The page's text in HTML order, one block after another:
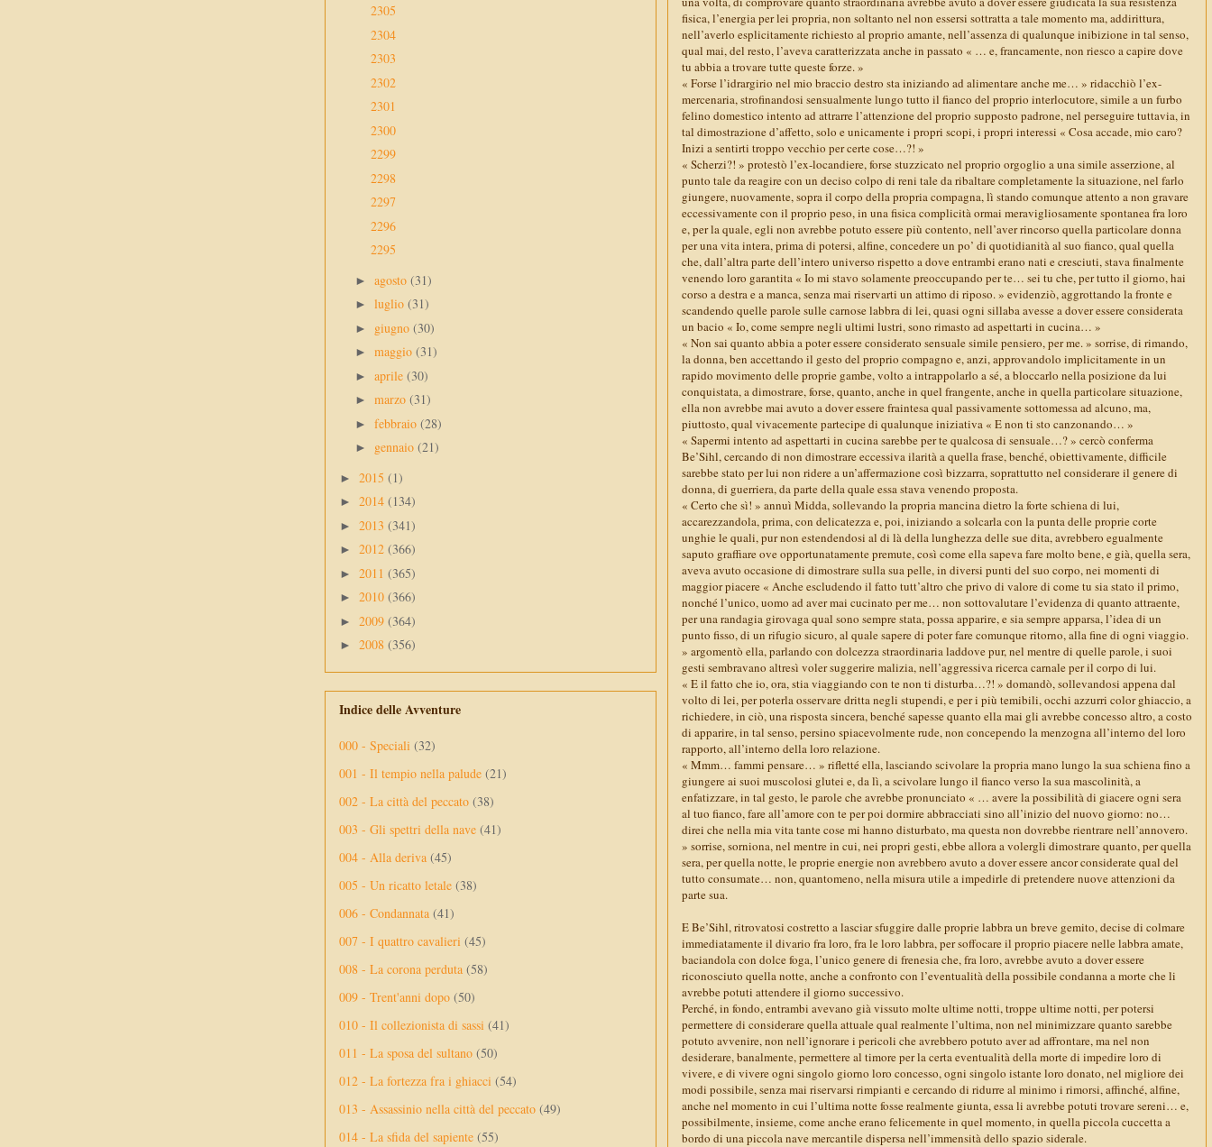
fisica, l’energia per lei propria, non soltanto nel non essersi sottratta a tale momento ma, addirittura,
nell’averlo esplicitamente richiesto al proprio amante, nell’assenza di qualunque inibizione in tal senso,
qual mai, del resto, l’aveva caratterizzata anche in passato « … e, francamente, non riesco a capire dove
tu abbia a trovare tutte queste forze. »
« Forse l’idrargirio nel mio braccio destro sta iniziando ad alimentare anche me… » ridacchiò l’ex-
mercenaria, strofinandosi sensualmente lungo tutto il fianco del proprio interlocutore, simile a un furbo
felino domestico intento ad attrarre l’attenzione del proprio supposto padrone, nel perseguire tuttavia, in
tal dimostrazione d’affetto, solo e unicamente i propri scopi, i propri interessi « Cosa accade, mio caro?
Inizi a sentirti troppo vecchio per certe cose…?! »
« Scherzi?! » protestò l’ex-locandiere, forse stuzzicato nel proprio orgoglio a una simile asserzione, al
punto tale da reagire con un deciso colpo di reni tale da ribaltare completamente la situazione, nel farlo
giungere, nuovamente, sopra il corpo della propria compagna, lì stando comunque attento a non gravare
eccessivamente con il proprio peso, in una fisica complicità ormai meravigliosamente spontanea fra loro
e, per la quale, egli non avrebbe potuto essere più contento, nell’aver rincorso quella particolare donna
per una vita intera, prima di potersi, alfine, concedere un po’ di quotidianità al suo fianco, qual quella
che, dall’altra parte dell’intero universo rispetto a dove entrambi erano nati e cresciuti, stava finalmente
venendo loro garantita « Io mi stavo solamente preoccupando per te… sei tu che, per tutto il giorno, hai
corso a destra e a manca, senza mai riservarti un attimo di riposo. » evidenziò, aggrottando la fronte e
scandendo quelle parole sulle carnose labbra di lei, quasi ogni sillaba avesse a dover essere considerata
un bacio « Io, come sempre negli ultimi lustri, sono rimasto ad aspettarti in cucina… »
« Non sai quanto abbia a poter essere considerato sensuale simile pensiero, per me. » sorrise, di rimando,
la donna, ben accettando il gesto del proprio compagno e, anzi, approvandolo implicitamente in un
rapido movimento delle proprie gambe, volto a intrappolarlo a sé, a bloccarlo nella posizione da lui
conquistata, a dimostrare, forse, quanto, anche in quel frangente, anche in quella particolare situazione,
ella non avrebbe mai avuto a dover essere fraintesa qual passivamente sottomessa ad alcuno, ma,
piuttosto, qual vivacemente partecipe di qualunque iniziativa « E non ti sto canzonando… »
« Sapermi intento ad aspettarti in cucina sarebbe per te qualcosa di sensuale…? » cercò conferma
Be’Sihl, cercando di non dimostrare eccessiva ilarità a quella frase, benché, obiettivamente, difficile
sarebbe stato per lui non ridere a un’affermazione così bizzarra, soprattutto nel considerare il genere di
donna, di guerriera, da parte della quale essa stava venendo proposta.
« Certo che sì! » annuì Midda, sollevando la propria mancina dietro la forte schiena di lui,
accarezzandola, prima, con delicatezza e, poi, iniziando a solcarla con la punta delle proprie corte
unghie le quali, pur non estendendosi al di là della lunghezza delle sue dita, avrebbero egualmente
saputo graffiare ove opportunatamente premute, così come ella sapeva fare molto bene, e già, quella sera,
aveva avuto occasione di dimostrare sulla sua pelle, in diversi punti del suo corpo, nei momenti di
maggior piacere « Anche escludendo il fatto tutt’altro che privo di valore di come tu sia stato il primo,
nonché l’unico, uomo ad aver mai cucinato per me… non sottovalutare l’evidenza di quanto attraente,
per una randagia girovaga qual sono sempre stata, possa apparire, e sia sempre apparsa, l’idea di un
punto fisso, di un rifugio sicuro, al quale sapere di poter fare comunque ritorno, alla fine di ogni viaggio.
» argomentò ella, parlando con dolcezza straordinaria laddove pur, nel mentre di quelle parole, i suoi
gesti sembravano altresì voler suggerire malizia, nell’aggressiva ricerca carnale per il corpo di lui.
« E il fatto che io, ora, stia viaggiando con te non ti disturba…?! » domandò, sollevandosi appena dal
volto di lei, per poterla osservare dritta negli stupendi, e per i più temibili, occhi azzurri color ghiaccio, a
richiedere, in ciò, una risposta sincera, benché sapesse quanto ella mai gli avrebbe concesso altro, a costo
di apparire, in tal senso, persino spiacevolmente rude, non concependo la menzogna all’interno del loro
rapporto, all’interno della loro relazione.
« Mmm… fammi pensare… » rifletté ella, lasciando scivolare la propria mano lungo la sua schiena fino a
giungere ai suoi muscolosi glutei e, da lì, a scivolare lungo il fianco verso la sua mascolinità, a
enfatizzare, in tal gesto, le parole che avrebbe pronunciato « … avere la possibilità di giacere ogni sera
al tuo fianco, fare all’amore con te per poi dormire abbracciati sino all’inizio del nuovo giorno: no…
direi che nella mia vita tante cose mi hanno disturbato, ma questa non dovrebbe rientrare nell’annovero.
» sorrise, sorniona, nel mentre in cui, nei propri gesti, ebbe allora a volergli dimostrare quanto, per quella
sera, per quella notte, le proprie energie non avrebbero avuto a dover essere ancor considerate qual del
tutto consumate… non, quantomeno, nella misura utile a impedirle di pretendere nuove attenzioni da
parte sua.
E Be’Sihl, ritrovatosi costretto a lasciar sfuggire dalle proprie labbra un breve gemito, decise di colmare
immediatamente il divario fra loro, fra le loro labbra, per soffocare il proprio piacere nelle labbra amate,
baciandola con dolce foga, l’unico genere di frenesia che, fra loro, avrebbe avuto a dover essere
riconosciuto quella notte, anche a confronto con l’eventualità della possibile condanna a morte che li
avrebbe potuti attendere il giorno successivo.
Perché, in fondo, entrambi avevano già vissuto molte ultime notti, troppe ultime notti, per potersi
permettere di considerare quella attuale qual realmente l’ultima, non nel minimizzare quanto sarebbe
potuto avvenire, non nell’ignorare i pericoli che avrebbero potuto aver ad affrontare, ma nel non
desiderare, banalmente, permettere al timore per la certa eventualità della morte di impedire loro di
vivere, e di vivere ogni singolo giorno loro concesso, ogni singolo istante loro donato, nel migliore dei
modi possibile, senza mai riservarsi rimpianti e cercando di ridurre al minimo i rimorsi, affinché, alfine,
anche nel momento in cui l’ultima notte fosse realmente giunta, essa li avrebbe potuti trovare sereni… e,
possibilmente, insieme, come anche erano felicemente in quel momento, in quella piccola cuccetta a
bordo di una piccola nave mercantile dispersa nell’immensità dello spazio siderale.
2305
2304
2303
2302
2301
2300
2299
2298
2297
2296
2295
► agosto (31)
► luglio (31)
► giugno (30)
► maggio (31)
► aprile (30)
► marzo (31)
► febbraio (28)
► gennaio (21)
► 2015 (1)
► 2014 (134)
► 2013 (341)
► 2012 (366)
► 2011 (365)
► 2010 (366)
► 2009 (364)
► 2008 (356)
Indice delle Avventure
000 - Speciali (32)
001 - Il tempio nella palude (21)
002 - La città del peccato (38)
003 - Gli spettri della nave (41)
004 - Alla deriva (45)
005 - Un ricatto letale (38)
006 - Condannata (41)
007 - I quattro cavalieri (45)
008 - La corona perduta (58)
009 - Trent'anni dopo (50)
010 - Il collezionista di sassi (41)
011 - La sposa del sultano (50)
012 - La fortezza fra i ghiacci (54)
013 - Assassinio nella città del peccato (49)
014 - La sfida del sapiente (55)